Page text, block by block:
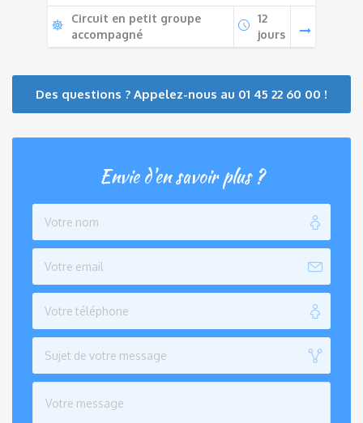
Circuit en petit groupe
accompagné
12
jours
Des questions ? Appelez-nous au 01 45 22 60 00 !
Envie d'en savoir plus ?